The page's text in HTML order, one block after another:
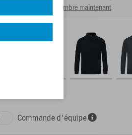
Devenir membre maintenant
Commande d'équipe